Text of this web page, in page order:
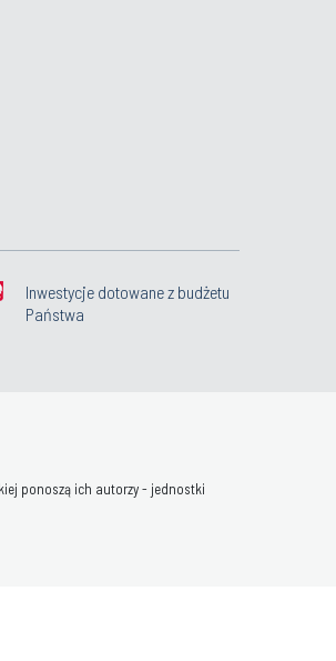
Inwestycje dotowane z budżetu
Państwa
ponoszą ich autorzy - jednostki